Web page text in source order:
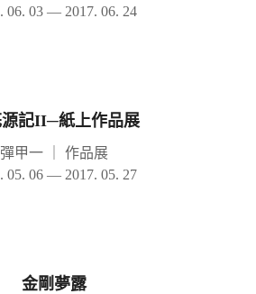
06. 03 — 2017. 06. 24
記II─紙上作品展
彈甲一
作品展
05. 06 — 2017. 05. 27
金剛夢露